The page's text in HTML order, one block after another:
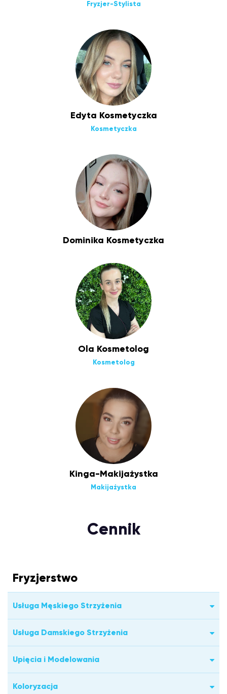
Fryzjer-Stylista
Edyta Kosmetyczka
Kosmetyczka
Dominika Kosmetyczka
Ola Kosmetolog
Kosmetolog
Kinga-Makijażystka
Makijażystka
Cennik
Fryzjerstwo
Usługa Męskiego Strzyżenia
Usługa Damskiego Strzyżenia
Upięcia i Modelowania
Koloryzacja